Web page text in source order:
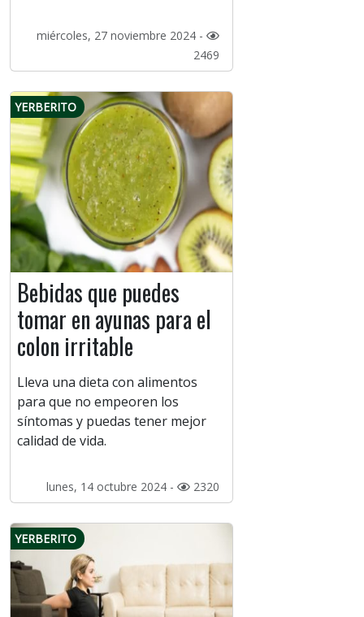
miércoles, 27 noviembre 2024 -
2469
YERBERITO
Bebidas que puedes
tomar en ayunas para el
colon irritable
Lleva una dieta con alimentos
para que no empeoren los
síntomas y puedas tener mejor
calidad de vida.
lunes, 14 octubre 2024 - 2320
YERBERITO